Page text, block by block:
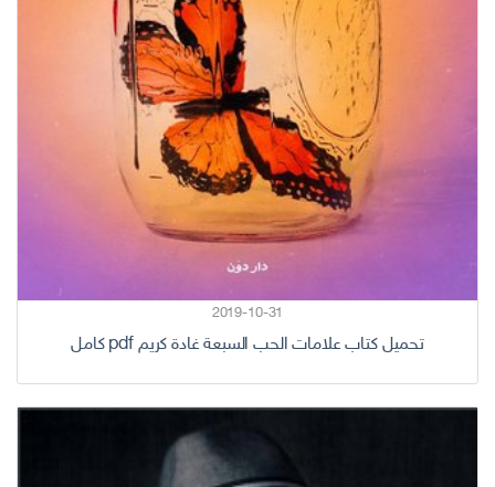
2019-10-31
تحميل كتاب علامات الحب السبعة غادة كريم pdf كامل